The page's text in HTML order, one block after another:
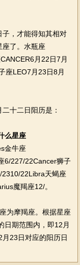
，才能得知其相对
座了。水瓶座
月22日7月
座LEO7月23日8月
十二日阳历是：
么星座
金牛座
6/227/22Cancer狮子
22Libra天蝎座
魔羯座12/。
摩羯座。根据星座
日期范围内，即12月
23日对应的阳历日